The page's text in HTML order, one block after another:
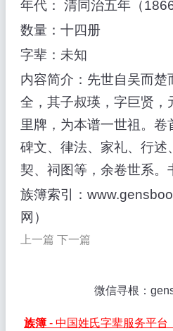
年代： 清同治五年（1866
数量：十四册
字辈：未知
内容简介：先世自吴而楚
全，其子叔瑛，字巨贤，
里牌，为本谱一世祖。卷
碑文、律法、家礼、行述
契、祠图等，余卷世系。
族簿索引：
网）
上一篇 下一篇
微信寻根：
族簿 - 中国姓氏字辈服务平台